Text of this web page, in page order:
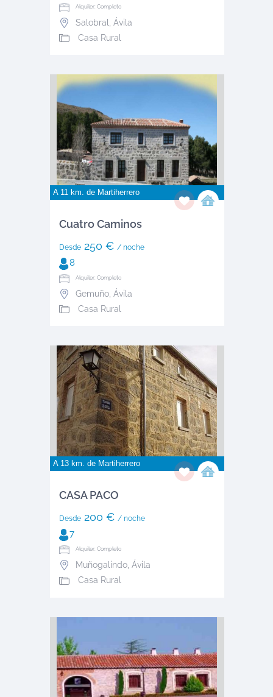
Alquiler: Completo
Salobral
Ávila
Casa Rural
A 11 km. de Martiherrero
Cuatro Caminos
Desde250 € / noche
8
Alquiler: Completo
Gemuño, Ávila
Casa Rural
A 13 km. de Martiherrero
CASA PACO
Desde200 € / noche
7
Alquiler: Completo
Muñogalindo, Ávila
Casa Rural